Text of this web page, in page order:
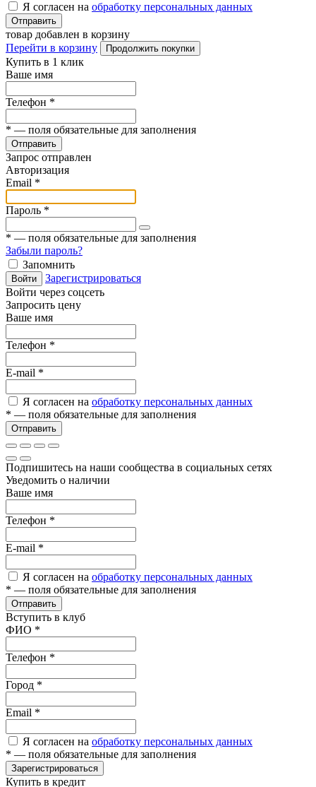
Я согласен на обработку персональных данных
Отправить
товар добавлен в корзину
Перейти в корзину
Продолжить покупки
Купить в 1 клик
Ваше имя
Телефон *
* — поля обязательные для заполнения
Отправить
Запрос отправлен
Авторизация
Email *
Пароль *
* — поля обязательные для заполнения
Забыли пароль?
Запомнить
Войти
Зарегистрироваться
Войти через соцсеть
Запросить цену
Ваше имя
Телефон *
E-mail *
Я согласен на обработку персональных данных
* — поля обязательные для заполнения
Отправить
Подпишитесь на наши сообщества в социальных сетях
Уведомить о наличии
Ваше имя
Телефон *
E-mail *
Я согласен на обработку персональных данных
* — поля обязательные для заполнения
Отправить
Вступить в клуб
ФИО *
Телефон *
Город *
Email *
Я согласен на обработку персональных данных
* — поля обязательные для заполнения
Зарегистрироваться
Купить в кредит